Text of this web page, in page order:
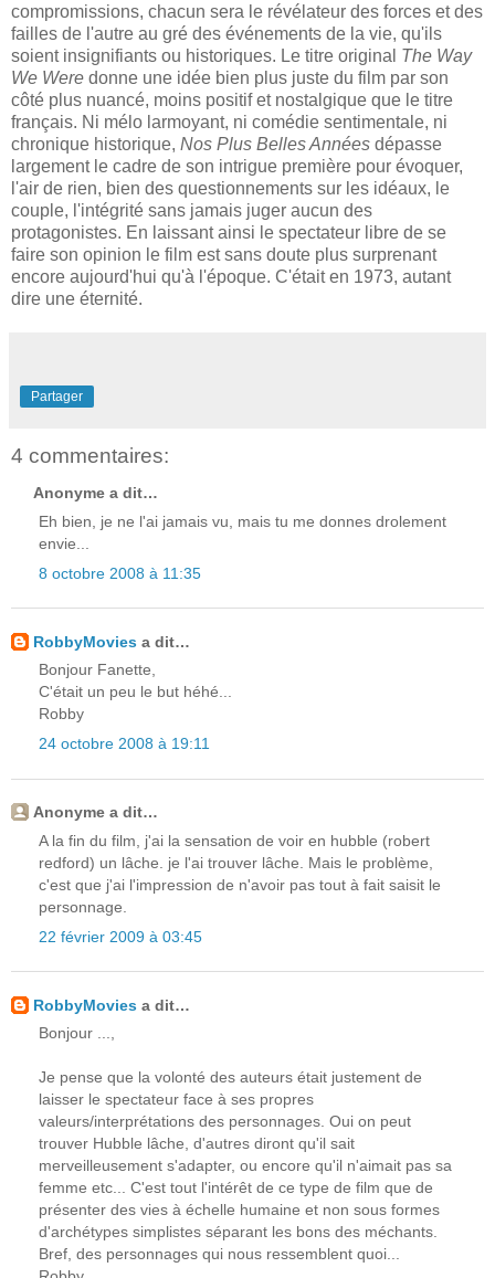
compromissions, chacun sera le révélateur des forces et des
failles de l'autre au gré des événements de la vie, qu'ils
soient insignifiants ou historiques. Le titre original The Way
We Were donne une idée bien plus juste du film par son
côté plus nuancé, moins positif et nostalgique que le titre
français. Ni mélo larmoyant, ni comédie sentimentale, ni
chronique historique, Nos Plus Belles Années dépasse
largement le cadre de son intrigue première pour évoquer,
l'air de rien, bien des questionnements sur les idéaux, le
couple, l'intégrité sans jamais juger aucun des
protagonistes. En laissant ainsi le spectateur libre de se
faire son opinion le film est sans doute plus surprenant
encore aujourd'hui qu'à l'époque. C'était en 1973, autant
dire une éternité.
Partager
4 commentaires:
Anonyme a dit…
Eh bien, je ne l'ai jamais vu, mais tu me donnes drolement
envie...
8 octobre 2008 à 11:35
RobbyMovies a dit…
Bonjour Fanette,
C'était un peu le but héhé...
Robby
24 octobre 2008 à 19:11
Anonyme a dit…
A la fin du film, j'ai la sensation de voir en hubble (robert
redford) un lâche. je l'ai trouver lâche. Mais le problème,
c'est que j'ai l'impression de n'avoir pas tout à fait saisit le
personnage.
22 février 2009 à 03:45
RobbyMovies a dit…
Bonjour ...,
Je pense que la volonté des auteurs était justement de
laisser le spectateur face à ses propres
valeurs/interprétations des personnages. Oui on peut
trouver Hubble lâche, d'autres diront qu'il sait
merveilleusement s'adapter, ou encore qu'il n'aimait pas sa
femme etc... C'est tout l'intérêt de ce type de film que de
présenter des vies à échelle humaine et non sous formes
d'archétypes simplistes séparant les bons des méchants.
Bref, des personnages qui nous ressemblent quoi...